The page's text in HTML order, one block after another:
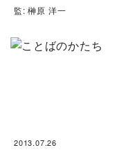
監: 榊原 洋一
2013.07.26